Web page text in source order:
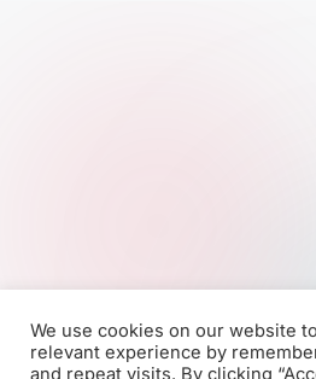
We use cookies on our website
relevant experience by
and repeat visits. By clicking